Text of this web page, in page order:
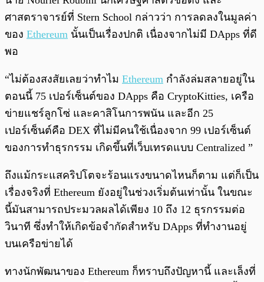
ศาสตราจารย์ที่ Stern School กล่าวว่า การลดลงในมูลค่า
ของ Ethereum นั้นเป็นเรื่องปกติ เนื่องจากไม่มี DApps ที่ดี
พอ
“ไม่ต้องสงสัยเลยว่าทำไม Ethereum กำลังล่มสลายอยู่ใน
ตอนนี้ 75 เปอร์เซ็นต์ของ DApps คือ CryptoKitties, เครือ
ข่ายแชร์ลูกโซ่ และคาสิโนการพนัน และอีก 25
เปอร์เซ็นต์คือ DEX ที่ไม่มีคนใช้เนื่องจาก 99 เปอร์เซ็นต์
ของการทำธุรกรรม เกิดขึ้นที่เว็บเทรดแบบ Centralized ”
ถึงแม้กระแสคริปโตจะร้อนแรงขนาดไหนก็ตาม แต่ก็เป็น
เรื่องจริงที่ Ethereum ยังอยู่ในช่วงเริ่มต้นเท่านั้น ในขณะ
นี้มันสามารถประมวลผลได้เพียง 10 ถึง 12 ธุรกรรมต่อ
วินาที ซึ่งทำให้เกิดข้อจำกัดสำหรับ DApps ที่ทำงานอยู่
บนเครือข่ายได้
ทางนักพัฒนาของ Ethereum ก็ทราบถึงปัญหานี้ และเล็งที่